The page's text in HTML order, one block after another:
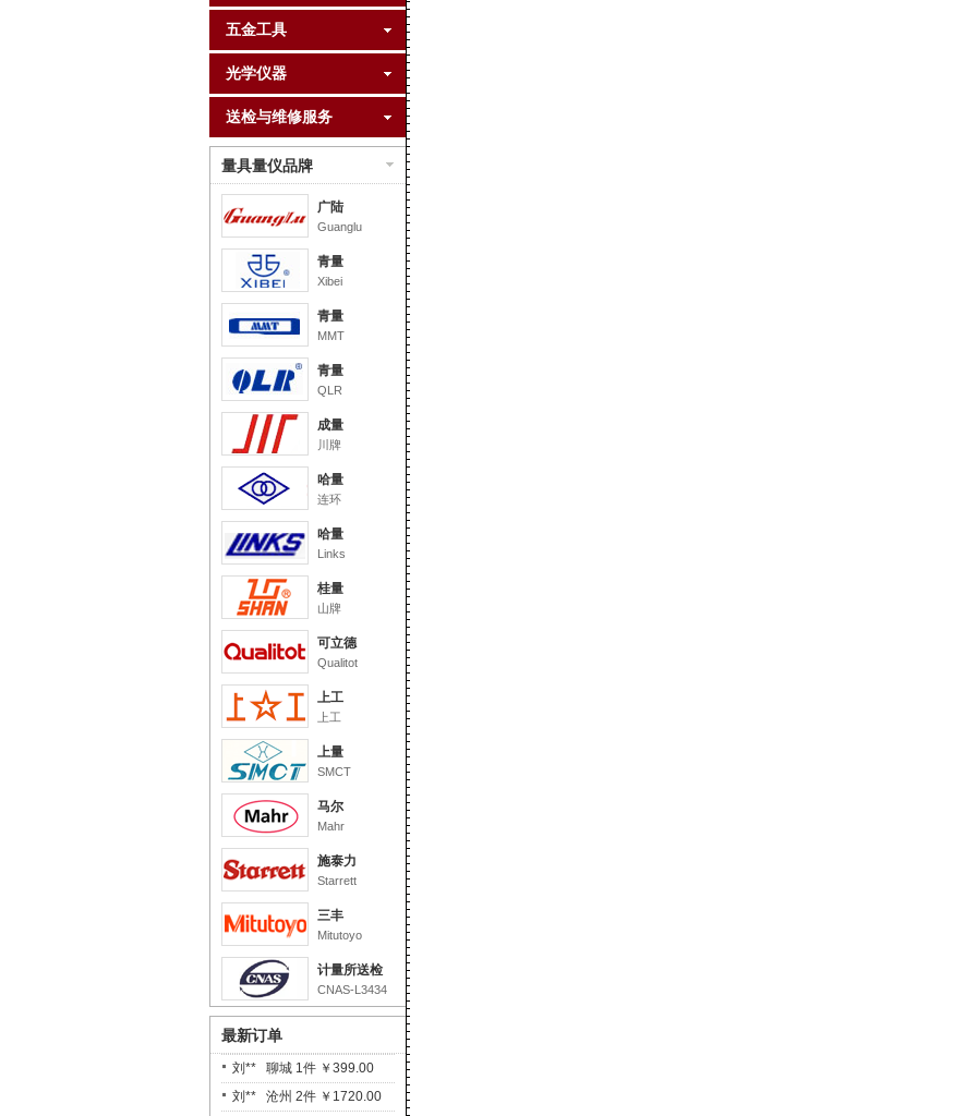
五金工具
光学仪器
送检与维修服务
量具量仪品牌
广陆
Guanglu
青量
Xibei
青量
MMT
青量
QLR
成量
川牌
哈量
连环
哈量
Links
桂量
山牌
可立德
Qualitot
上工
上工
上量
SMCT
马尔
Mahr
施泰力
Starrett
三丰
Mitutoyo
计量所送检
CNAS-L3434
最新订单
刘** 聊城 1件 ￥399.00
刘** 沧州 2件 ￥1720.00